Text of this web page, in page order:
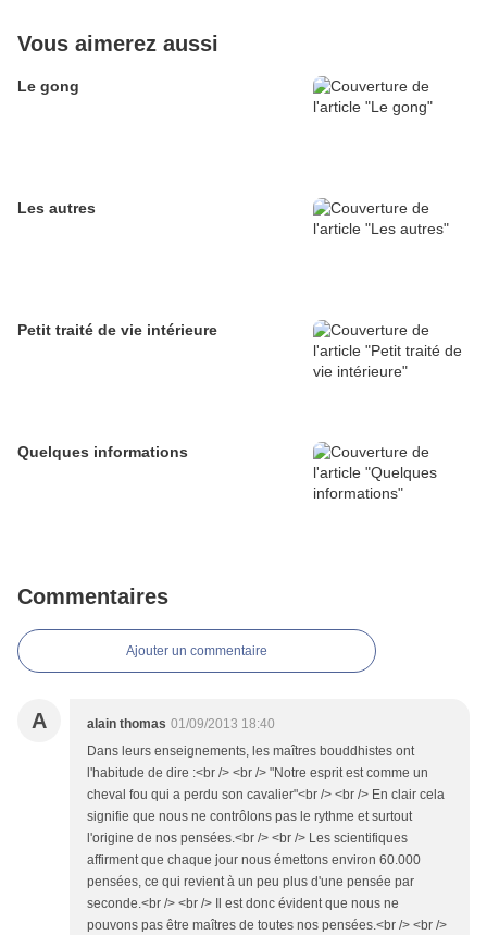
Vous aimerez aussi
Le gong
Les autres
Petit traité de vie intérieure
Quelques informations
Commentaires
Ajouter un commentaire
A alain thomas 01/09/2013 18:40
Dans leurs enseignements, les maîtres bouddhistes ont
l'habitude de dire :<br /> <br /> "Notre esprit est comme un
cheval fou qui a perdu son cavalier"<br /> <br /> En clair cela
signifie que nous ne contrôlons pas le rythme et surtout
l'origine de nos pensées.<br /> <br /> Les scientifiques
affirment que chaque jour nous émettons environ 60.000
pensées, ce qui revient à un peu plus d'une pensée par
seconde.<br /> <br /> Il est donc évident que nous ne
pouvons pas être maîtres de toutes nos pensées.<br /> <br />